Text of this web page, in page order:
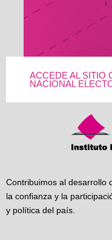
ACCEDE AL SITIO
NACIONAL
Contribuimos al desarrollo
la confianza y la
y política del país.